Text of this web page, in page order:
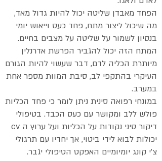
הפחד מאבדן שליטה יכול להיות גדול מאד,
מה שיכול ליצור מתח, פחד כעס וייאוש יומי
בנסיון לשמור על שליטה על מצבים בחיים.
המתח הזה יכול להגביר הפרשת אדרנלין
מיותרת הכליה לדם, דבר שעשוי להיות הגורם
העיקרי בהתקפי לב, סיבת המוות מספר אחת
במערב.
במונחי רפואה סינית ניתן לומר כי פחד הכליות
פולש ללב ומקושר עם כעס הכבד. בטיפולי
דיקור סיני נקודות על הכליות ועל ערוץ ה cv
יכולות לבוא לידי ביטוי, אך יחדיו עם תרגולי
צ'י קונג יומיומיים האפקט הטיפולי יגבר.